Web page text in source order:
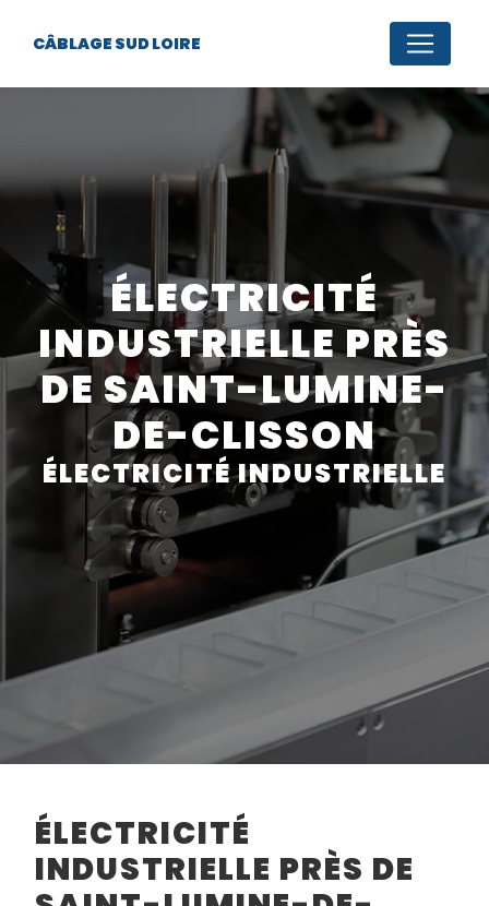
CÂBLAGE SUD LOIRE
ÉLECTRICITÉ
INDUSTRIELLE PRÈS
DE SAINT-LUMINE-
DE-CLISSON
ÉLECTRICITÉ INDUSTRIELLE
ÉLECTRICITÉ
INDUSTRIELLE PRÈS DE